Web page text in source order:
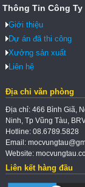
Thông Tin Công Ty
Giới thiệu
Dự án đã thi công
Xưởng sản xuất
Liên hệ
Địa chỉ văn phòng
Địa chỉ: 466 Bình Giã,
Ninh, Tp Vũng Tàu,
Hotline: 08.6789.5828
Email:
Website:
Liên kết hàng đầu